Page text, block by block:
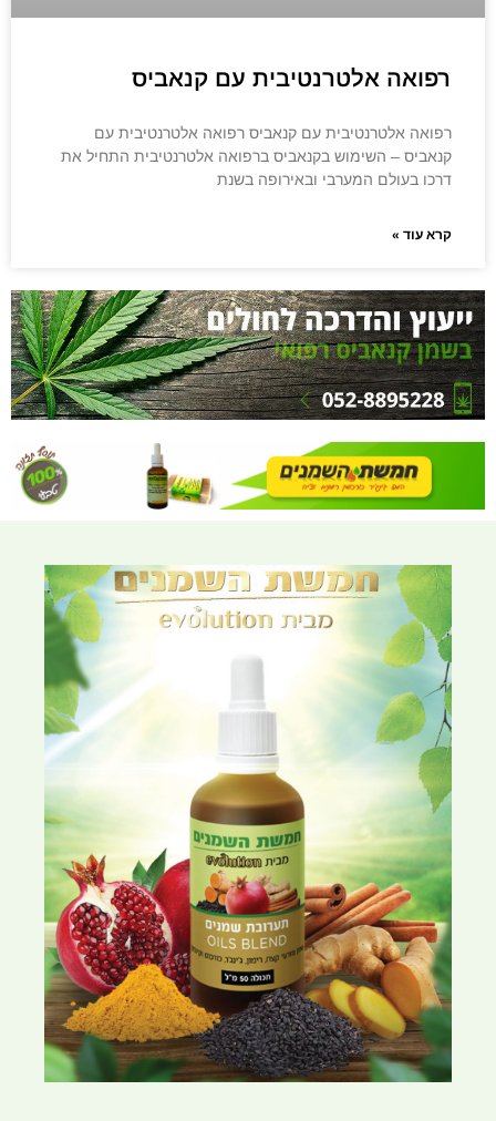
רפואה אלטרנטיבית עם קנאביס
רפואה אלטרנטיבית עם קנאביס רפואה אלטרנטיבית עם
קנאביס – השימוש בקנאביס ברפואה אלטרנטיבית התחיל את
דרכו בעולם המערבי ובאירופה בשנת
קרא עוד »